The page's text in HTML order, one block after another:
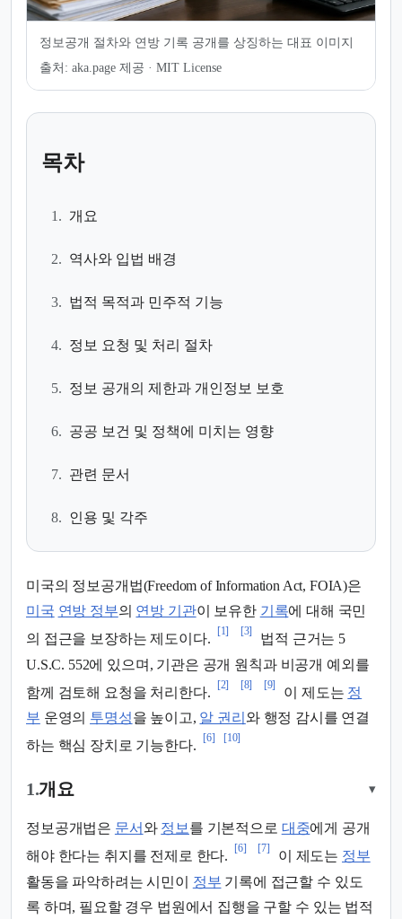
정보공개 절차와 연방 기록 공개를 상징하는 대표 이미지
출처: aka.page 제공 · MIT License
목차
1. 개요
2. 역사와 입법 배경
3. 법적 목적과 민주적 기능
4. 정보 요청 및 처리 절차
5. 정보 공개의 제한과 개인정보 보호
6. 공공 보건 및 정책에 미치는 영향
7. 관련 문서
8. 인용 및 각주
미국의 정보공개법(Freedom of Information Act, FOIA)은
미국 연방 정부의 연방 기관이 보유한 기록에 대해 국민
의 접근을 보장하는 제도이다.
[1] [3]
법적 근거는 5
U.S.C. 552에 있으며, 기관은 공개 원칙과 비공개 예외를
함께 검토해 요청을 처리한다.
[2] [8] [9]
이 제도는 정
부 운영의 투명성을 높이고, 알 권리 와 행정 감시를 연결
하는 핵심 장치로 기능한다.
[6] [10]
1.개요 ▾
정보공개법은 문서 와 정보를 기본적으로 대중에게 공개
해야 한다는 취지를 전제로 한다.
[6] [7]
이 제도는 정부
활동을 파악하려는 시민이 정부 기록에 접근할 수 있도
록 하며, 필요할 경우 법원에서 집행을 구할 수 있는 법적